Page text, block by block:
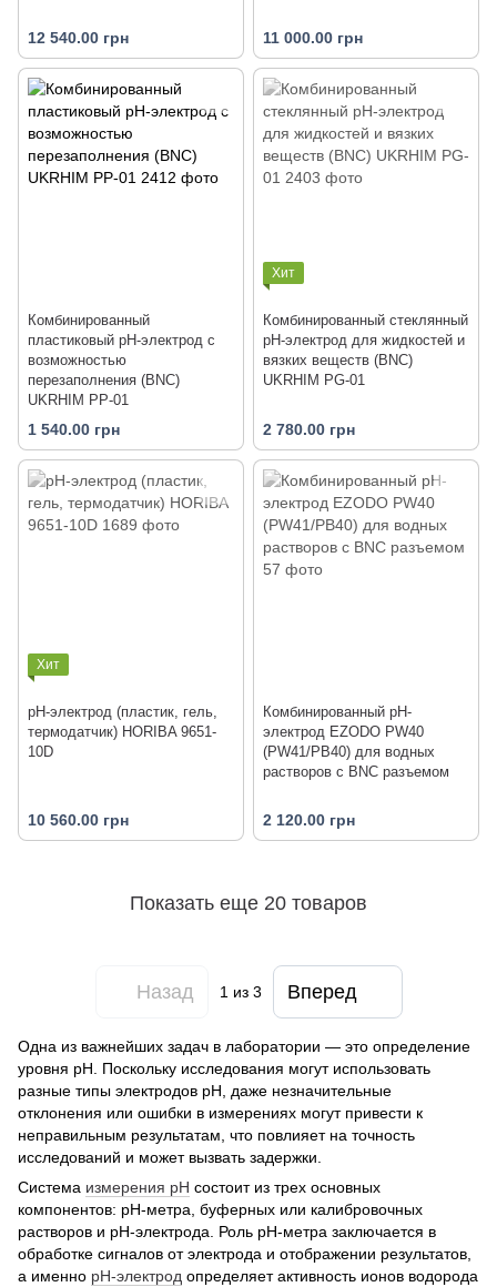
12 540.00 грн 11 000.00 грн
Комбинированный
пластиковый рН-электрод с
возможностью
перезаполнения (BNC)
UKRHIM PP-01
1 540.00 грн
Хит
Комбинированный стеклянный
рН-электрод для жидкостей и
вязких веществ (BNC)
UKRHIM PG-01
2 780.00 грн
Хит
pH-электрод (пластик, гель,
термодатчик) HORIBA 9651-
10D
10 560.00 грн
Комбинированный рН-
электрод EZODO PW40
(PW41/PB40) для водных
растворов с BNC разъемом
2 120.00 грн
Показать еще 20 товаров
Назад 1из 3 Вперед
Одна из важнейших задач в лаборатории — это определение
уровня pH. Поскольку исследования могут использовать
разные типы электродов рН, даже незначительные
отклонения или ошибки в измерениях могут привести к
неправильным результатам, что повлияет на точность
исследований и может вызвать задержки.
Система измерения pH состоит из трех основных
компонентов: pH-метра, буферных или калибровочных
растворов и рН-электрода. Роль pH-метра заключается в
обработке сигналов от электрода и отображении результатов,
а именно рН-электрод определяет активность ионов водорода